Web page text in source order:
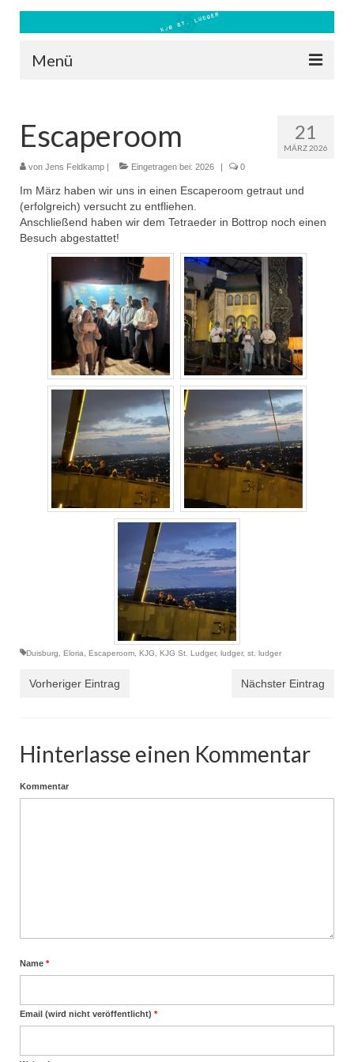
Menü
Kontakt
Bilder
Freizeit 2026
Datenschutz
Impressum
Downloads
21
MÄRZ 2026
Escaperoom
von Jens Feldkamp | Eingetragen bei: 2026 | 0
Im März haben wir uns in einen Escaperoom getraut und
(erfolgreich) versucht zu entfliehen.
Anschließend haben wir dem Tetraeder in Bottrop noch einen
Besuch abgestattet!
Duisburg Eloria Escaperoom KJG KJG St. Ludger, ludger, st. ludger
Vorheriger Eintrag Nächster Eintrag
Hinterlasse einen Kommentar
Kommentar
Name *
Email (wird nicht veröffentlicht) *